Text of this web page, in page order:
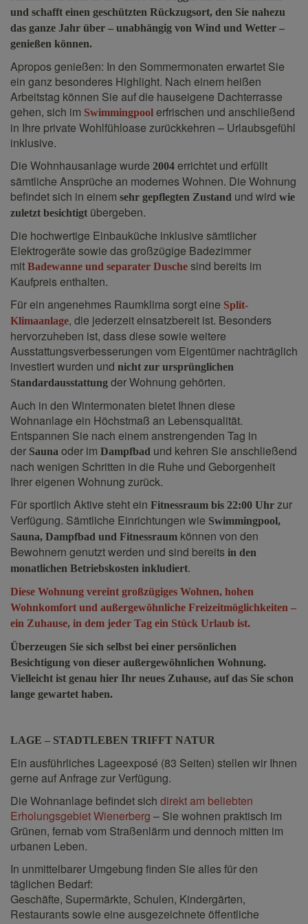
und schafft einen geschützten Rückzugsort, den Sie nahezu
das ganze Jahr über – unabhängig von Wind und Wetter –
genießen können.
Apropos genießen: In den Sommermonaten erwartet Sie
ein ganz besonderes Highlight. Nach einem heißen
Arbeitstag können Sie auf die hauseigene Dachterrasse
gehen, sich im Swimmingpool erfrischen und anschließend
in Ihre private Wohlfühloase zurückkehren – Urlaubsgefühl
inklusive.
Die Wohnhausanlage wurde 2004 errichtet und erfüllt
sämtliche Ansprüche an modernes Wohnen. Die Wohnung
befindet sich in einem sehr gepflegten Zustand und wird wie
zuletzt besichtigt übergeben.
Die hochwertige Einbauküche inklusive sämtlicher
Elektrogeräte sowie das großzügige Badezimmer
mit Badewanne und separater Dusche sind bereits im
Kaufpreis enthalten.
Für ein angenehmes Raumklima sorgt eine Split-
Klimaanlage, die jederzeit einsatzbereit ist. Besonders
hervorzuheben ist, dass diese sowie weitere
Ausstattungsverbesserungen vom Eigentümer nachträglich
investiert wurden und nicht zur ursprünglichen
Standardausstattung der Wohnung gehörten.
Auch in den Wintermonaten bietet Ihnen diese
Wohnanlage ein Höchstmaß an Lebensqualität.
Entspannen Sie nach einem anstrengenden Tag in
der Sauna oder im Dampfbad und kehren Sie anschließend
nach wenigen Schritten in die Ruhe und Geborgenheit
Ihrer eigenen Wohnung zurück.
Für sportlich Aktive steht ein Fitnessraum bis 22:00 Uhr zur
Verfügung. Sämtliche Einrichtungen wie Swimmingpool,
Sauna, Dampfbad und Fitnessraum können von den
Bewohnern genutzt werden und sind bereits in den
monatlichen Betriebskosten inkludiert.
Diese Wohnung vereint großzügiges Wohnen, hohen
Wohnkomfort und außergewöhnliche Freizeitmöglichkeiten –
ein Zuhause, in dem jeder Tag ein Stück Urlaub ist.
Überzeugen Sie sich selbst bei einer persönlichen
Besichtigung von dieser außergewöhnlichen Wohnung.
Vielleicht ist genau hier Ihr neues Zuhause, auf das Sie schon
lange gewartet haben.
LAGE – STADTLEBEN TRIFFT NATUR
Ein ausführliches Lageexposé (83 Seiten) stellen wir Ihnen
gerne auf Anfrage zur Verfügung.
Die Wohnanlage befindet sich direkt am beliebten
Erholungsgebiet Wienerberg – Sie wohnen praktisch im
Grünen, fernab vom Straßenlärm und dennoch mitten im
urbanen Leben.
In unmittelbarer Umgebung finden Sie alles für den
täglichen Bedarf:
Geschäfte, Supermärkte, Schulen, Kindergärten,
Restaurants sowie eine ausgezeichnete öffentliche